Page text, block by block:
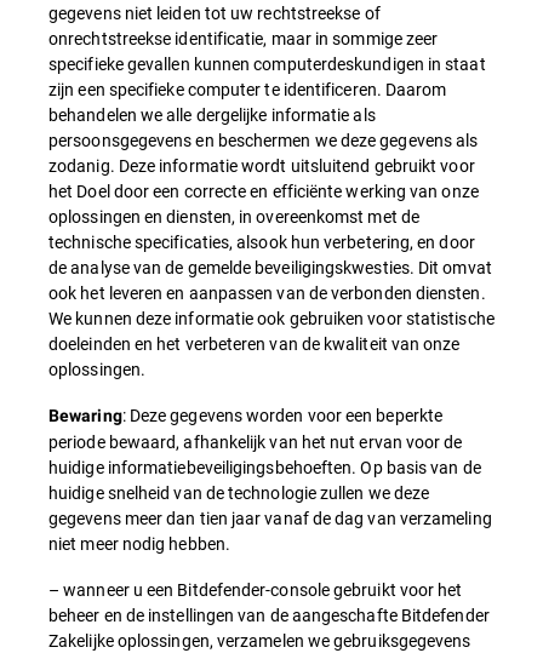
gegevens niet leiden tot uw rechtstreekse of
onrechtstreekse identificatie, maar in sommige zeer
specifieke gevallen kunnen computerdeskundigen in staat
zijn een specifieke computer te identificeren. Daarom
behandelen we alle dergelijke informatie als
persoonsgegevens en beschermen we deze gegevens als
zodanig. Deze informatie wordt uitsluitend gebruikt voor
het Doel door een correcte en efficiënte werking van onze
oplossingen en diensten, in overeenkomst met de
technische specificaties, alsook hun verbetering, en door
de analyse van de gemelde beveiligingskwesties. Dit omvat
ook het leveren en aanpassen van de verbonden diensten.
We kunnen deze informatie ook gebruiken voor statistische
doeleinden en het verbeteren van de kwaliteit van onze
oplossingen.
Bewaring: Deze gegevens worden voor een beperkte
periode bewaard, afhankelijk van het nut ervan voor de
huidige informatiebeveiligingsbehoeften. Op basis van de
huidige snelheid van de technologie zullen we deze
gegevens meer dan tien jaar vanaf de dag van verzameling
niet meer nodig hebben.
– wanneer u een Bitdefender-console gebruikt voor het
beheer en de instellingen van de aangeschafte Bitdefender
Zakelijke oplossingen, verzamelen we gebruiksgegevens